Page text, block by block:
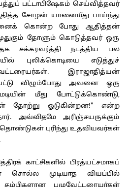
பட்டாபிஷேகம் செய்வித்தவர்
சோழன் யானைமீது பாய்ந்து
கொன்ற போது ஆதித்தன்
தோளும் கொடுத்தவர் ஒரு
சக்கரவர்த்தி நடத்திய பல
புலிக்கொடியை எடுத்துச்
இராஜாதித்யன்
விழும்போது அவனை ஒரு
மீது போட்டுக்கொண்டு,
தோற்று ஓடுகின்றன!" என்ற
அவ்விதமே அரிஞ்சயருக்கும்
தொண்டுகள் புரிந்து உதவியவர்கள்
காட்சிகளில் பிரத்யட்சமாகப்
முடியாத வியப்பில்